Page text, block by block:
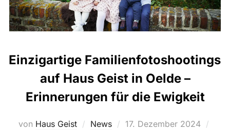
Einzigartige Familienfotoshootings
auf Haus Geist in Oelde –
Erinnerungen für die Ewigkeit
von Haus Geist News
Veröffentlicht
17. Dezember 2024